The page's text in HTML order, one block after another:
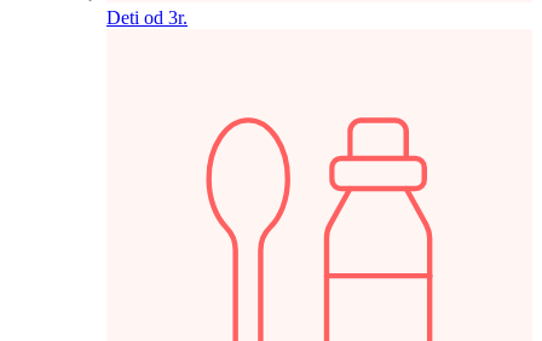
Deti od 3r.